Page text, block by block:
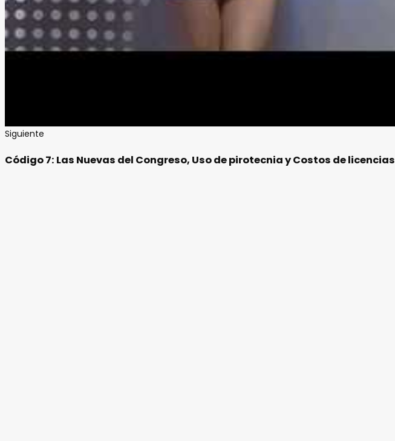
Siguiente
Código 7: Las Nuevas del Congreso, Uso de pirotecnia y Costos de licencias